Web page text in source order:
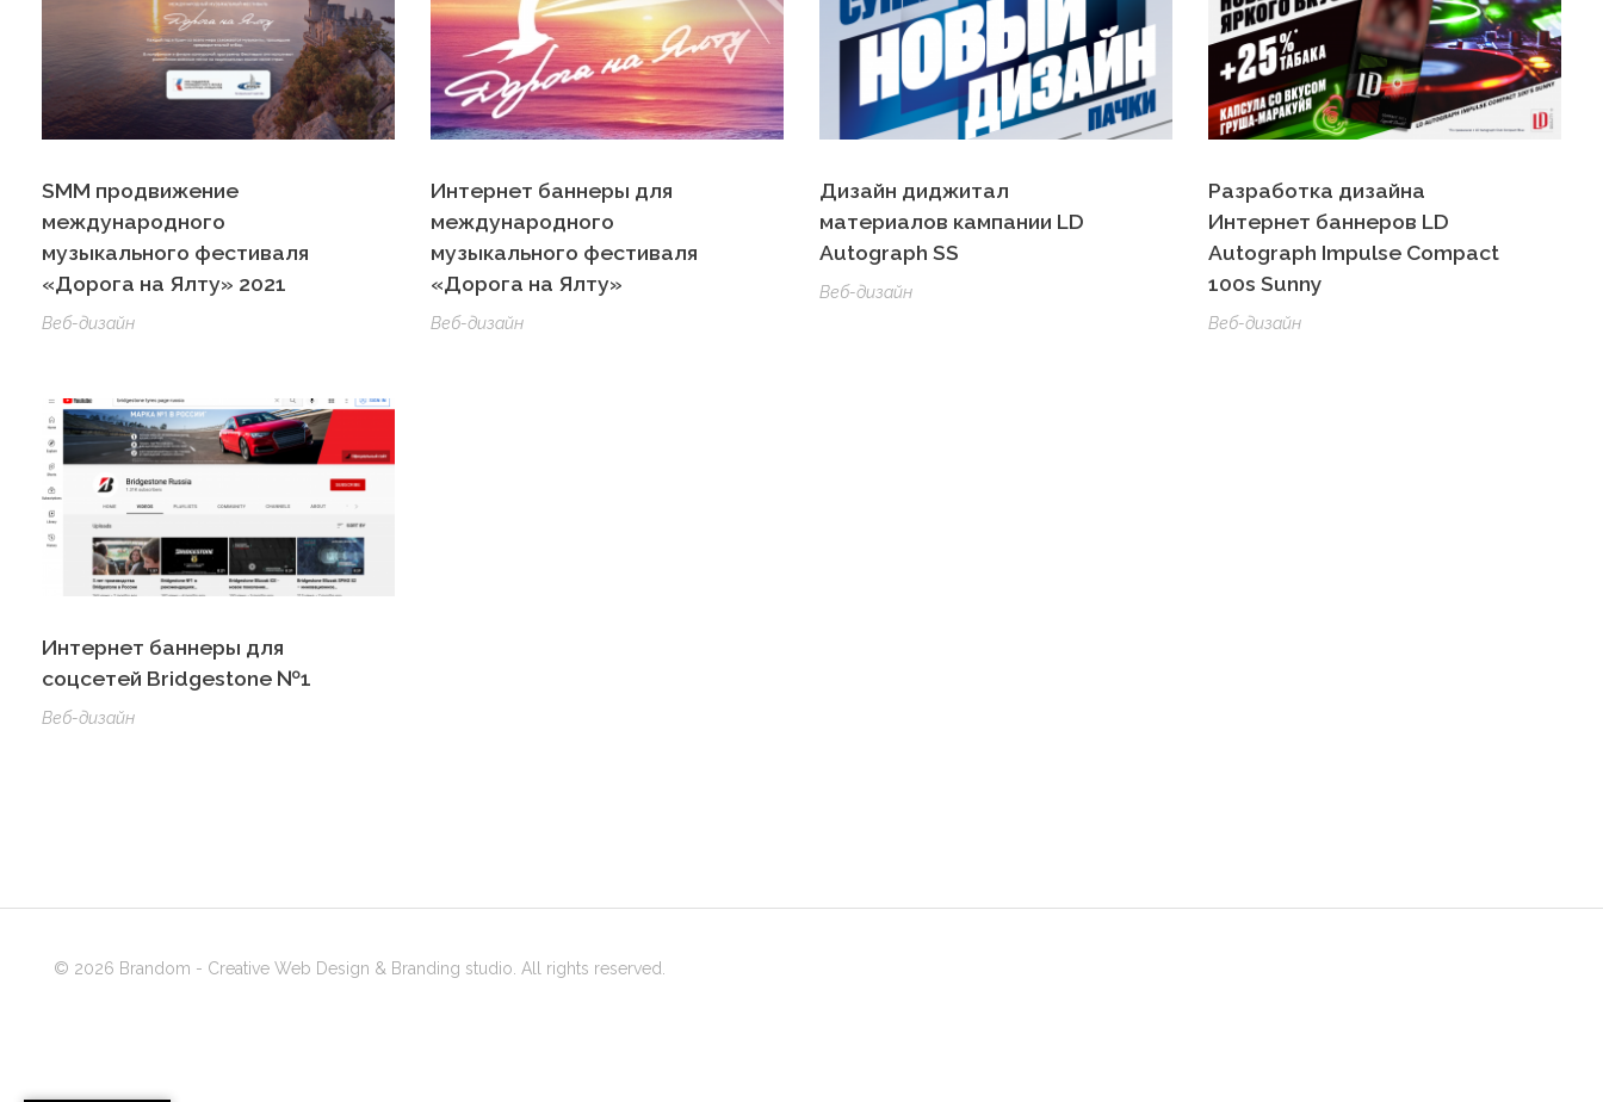
SMM продвижение
международного
музыкального фестиваля
«Дорога на Ялту» 2021
Веб-дизайн
Интернет баннеры для
международного
музыкального фестиваля
«Дорога на Ялту»
Веб-дизайн
Дизайн диджитал
материалов кампании LD
Autograph SS
Веб-дизайн
Разработка дизайна
Интернет баннеров LD
Autograph Impulse Compact
100s Sunny
Веб-дизайн
Интернет баннеры для
соцсетей Bridgestone №1
Веб-дизайн
© 2026 Brandom - Creative Web Design & Branding studio. All rights reserved.